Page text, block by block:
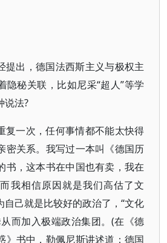
提出，德国法西斯主义与极权主
隐秘关联，比如尼采“超人”等学
说法?
复一次，任何事情都不能太快得
密关系。我写过一本叫《德国历
书，这本书在中国也有卖，我在
我相信原因就是我们高估了文
己就是比较好的政治了，“文化
而加入极端政治集团。(在《德
》书中，勒佩尼斯讲述道：德国